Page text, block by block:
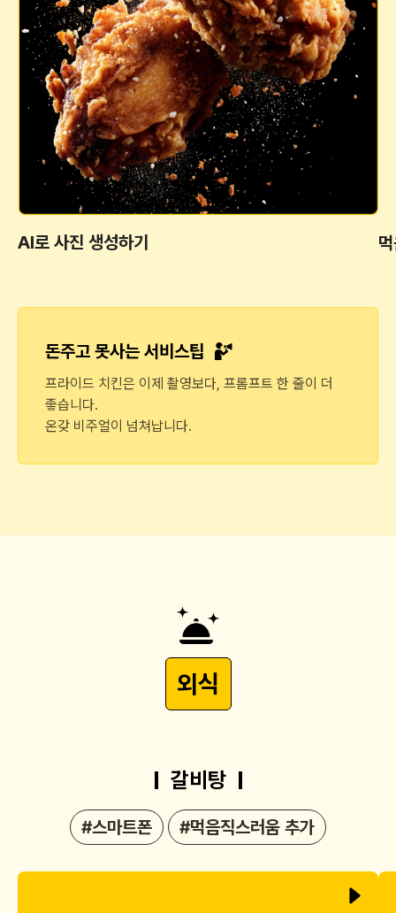
AI로 사진 생성하기
돈주고 못사는 서비스팁
프라이드 치킨은 이제 촬영보다, 프롬프트 한 줄이 더
좋습니다.
온갖 비주얼이 넘쳐납니다.
외식
갈비탕
#스마트폰 #먹음직스러움 추가